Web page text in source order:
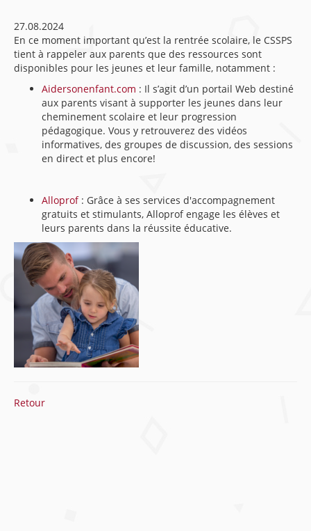
27.08.2024
En ce moment important qu’est la rentrée scolaire, le CSSPS
tient à rappeler aux parents que des ressources sont
disponibles pour les jeunes et leur famille, notamment :
Aidersonenfant.com : Il s’agit d’un portail Web destiné
aux parents visant à supporter les jeunes dans leur
cheminement scolaire et leur progression
pédagogique. Vous y retrouverez des vidéos
informatives, des groupes de discussion, des sessions
en direct et plus encore!
Alloprof: Grâce à ses services d'accompagnement
gratuits et stimulants, Alloprof engage les élèves et
leurs parents dans la réussite éducative.
Retour